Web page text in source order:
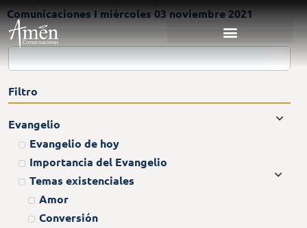
Comunicaciones I miércoles 03 noviembre 2021
Filtro
Evangelio
Evangelio de hoy
Importancia del Evangelio
Temas existenciales
Amor
Conversión